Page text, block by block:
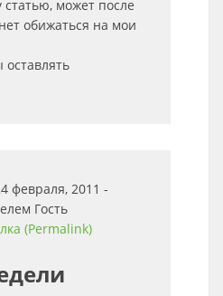
статью, может после
обижаться на мои
оставлять
февраля, 2011 -
Гость
(Permalink)